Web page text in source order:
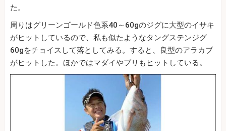
た。
周りはグリーンゴールド色系40～60gのジグに大型のイサキ
がヒットしているので、私も似たようなタングステンジグ
60gをチョイスして落としてみる。すると、良型のアラカブ
がヒットした。ほかではマダイやブリもヒットしている。